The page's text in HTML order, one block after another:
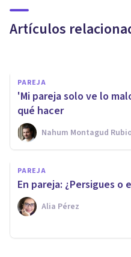
Artículos
importantes a
PAREJA
'Mi pareja solo ve lo
qué hacer
Nahum Montagud
PAREJA
En pareja: ¿Persigues o
Alia Pérez
Mi pareja no
causas y qué